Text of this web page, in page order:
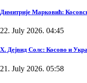
Димитрије Марковић:
22. July 2026. 04:45
Х. Дејвид Солс: Косово и
21. July 2026. 05:58